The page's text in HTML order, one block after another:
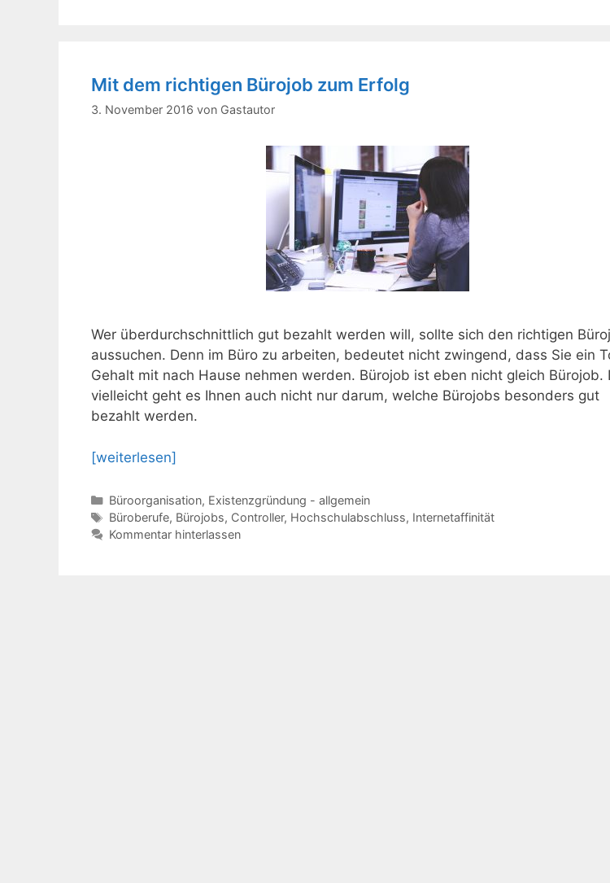
Mit dem richtigen Bürojob zum Erfolg
3. November 2016 von Gastautor
Wer überdurchschnittlich gut bezahlt werden will, sollte sich den richtigen
aussuchen. Denn im Büro zu arbeiten, bedeutet nicht zwingend, dass Sie ein
Gehalt mit nach Hause nehmen werden. Bürojob ist eben nicht gleich Bürojob.
vielleicht geht es Ihnen auch nicht nur darum, welche Bürojobs besonders gut
bezahlt werden.
[weiterlesen]
Kategorien
Büroorganisation, Existenzgründung - allgemein
Schlagwörter
Büroberufe, Bürojobs, Controller, Hochschulabschluss, Internetaffinität
Kommentar hinterlassen